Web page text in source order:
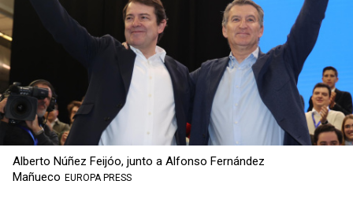
Alberto Núñez Feijóo, junto a Alfonso Fernández
Mañueco EUROPA PRESS